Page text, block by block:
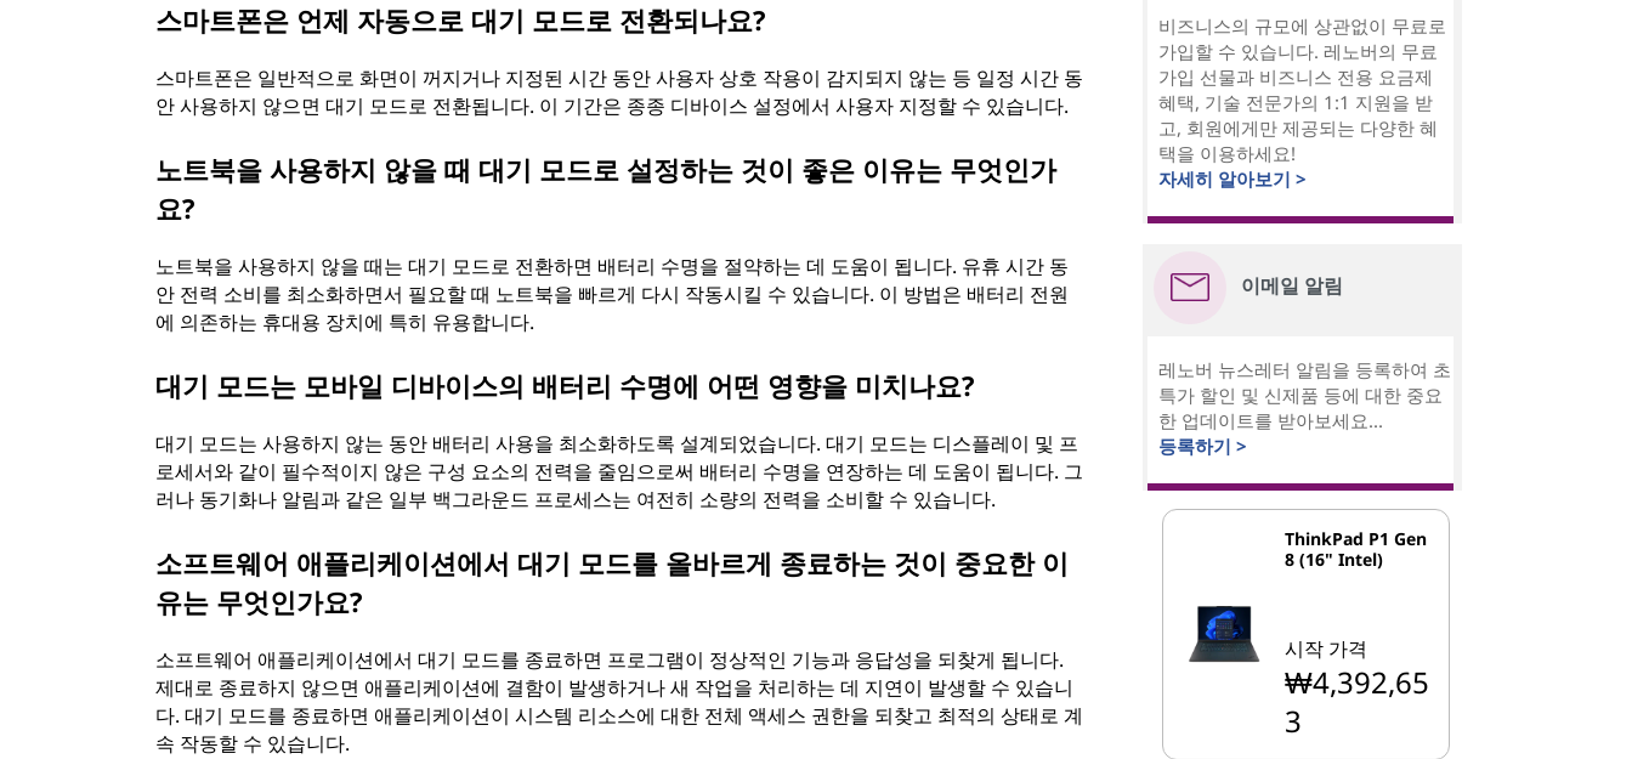
스마트폰은 언제 자동으로 대기 모드로 전환되나요?
스마트폰은 일반적으로 화면이 꺼지거나 지정된 시간 동안 사용자 상호 작용이 감지되지 않는 등 일정 시간 동
안 사용하지 않으면 대기 모드로 전환됩니다. 이 기간은 종종 디바이스 설정에서 사용자 지정할 수 있습니다.
노트북을 사용하지 않을 때 대기 모드로 설정하는 것이 좋은 이유는 무엇인가
요?
노트북을 사용하지 않을 때는 대기 모드로 전환하면 배터리 수명을 절약하는 데 도움이 됩니다. 유휴 시간 동
안 전력 소비를 최소화하면서 필요할 때 노트북을 빠르게 다시 작동시킬 수 있습니다. 이 방법은 배터리 전원
에 의존하는 휴대용 장치에 특히 유용합니다.
대기 모드는 모바일 디바이스의 배터리 수명에 어떤 영향을 미치나요?
대기 모드는 사용하지 않는 동안 배터리 사용을 최소화하도록 설계되었습니다. 대기 모드는 디스플레이 및 프
로세서와 같이 필수적이지 않은 구성 요소의 전력을 줄임으로써 배터리 수명을 연장하는 데 도움이 됩니다. 그
러나 동기화나 알림과 같은 일부 백그라운드 프로세스는 여전히 소량의 전력을 소비할 수 있습니다.
소프트웨어 애플리케이션에서 대기 모드를 올바르게 종료하는 것이 중요한 이
유는 무엇인가요?
소프트웨어 애플리케이션에서 대기 모드를 종료하면 프로그램이 정상적인 기능과 응답성을 되찾게 됩니다.
제대로 종료하지 않으면 애플리케이션에 결함이 발생하거나 새 작업을 처리하는 데 지연이 발생할 수 있습니
다. 대기 모드를 종료하면 애플리케이션이 시스템 리소스에 대한 전체 액세스 권한을 되찾고 최적의 상태로 계
속 작동할 수 있습니다.
비즈니스의 규모에 상관없이 무료로
가입할 수 있습니다. 레노버의 무료
가입 선물과 비즈니스 전용 요금제
혜택, 기술 전문가의 1:1 지원을 받
고, 회원에게만 제공되는 다양한 혜
택을 이용하세요!
자세히 알아보기 >
이메일 알림
레노버 뉴스레터 알림을 등록하여 초
특가 할인 및 신제품 등에 대한 중요
한 업데이트를 받아보세요...
등록하기 >
ThinkPad P1 Gen
8 (16" Intel)
시작 가격
₩4,392,65
3